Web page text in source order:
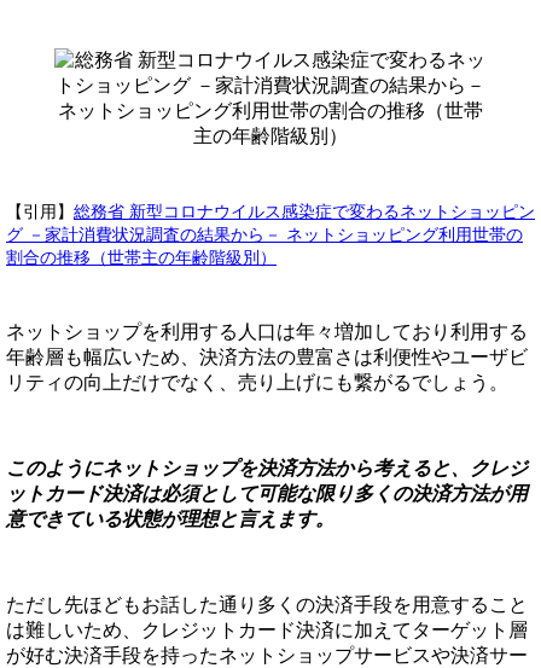
【引用】 総務省 新型コロナウイルス感染症で変わるネットショッピン
グ －家計消費状況調査の結果から－ ネットショッピング利用世帯の
割合の推移（世帯主の年齢階級別）
ネットショップを利用する人口は年々増加しており利用する
年齢層も幅広いため、決済方法の豊富さは利便性やユーザビ
リティの向上だけでなく、売り上げにも繋がるでしょう。
このようにネットショップを決済方法から考えると、クレジ
ットカード決済は必須として可能な限り多くの決済方法が用
意できている状態が理想と言えます。
ただし先ほどもお話した通り多くの決済手段を用意すること
は難しいため、クレジットカード決済に加えてターゲット層
が好む決済手段を持ったネットショップサービスや決済サー